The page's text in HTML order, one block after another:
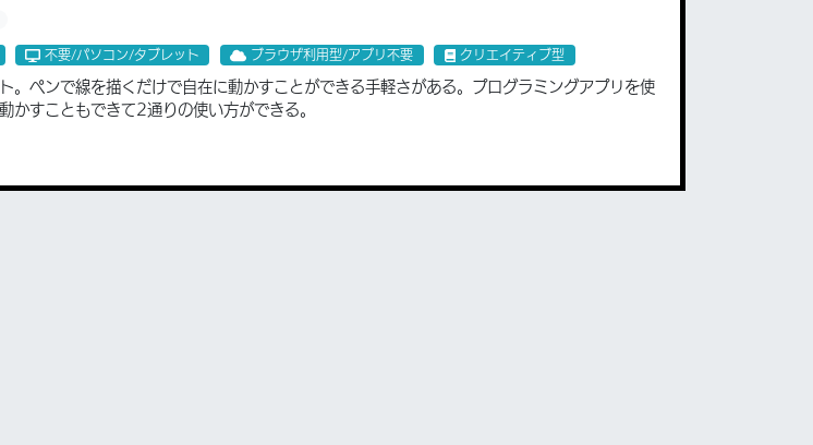
不要/パソコン/タブレット ブラウザ利用型/アプリ不要 クリエイティブ型
。ペンで線を描くだけで自在に動かすことができる手軽さがある。プログラミングアプリを使
かすこともできて2通りの使い方ができる。